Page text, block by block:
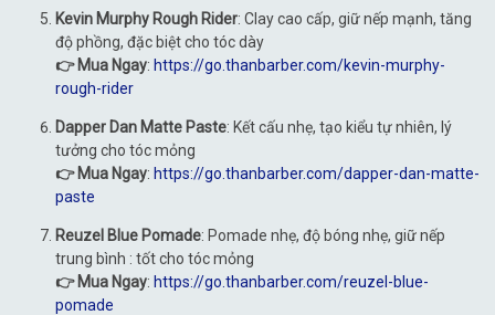
Kevin Murphy Rough Rider: Clay cao cấp, giữ nếp mạnh, tăng
độ phồng, đặc biệt cho tóc dày
👉 Mua Ngay: https://go.thanbarber.com/kevin-murphy-
rough-rider
Dapper Dan Matte Paste: Kết cấu nhẹ, tạo kiểu tự nhiên, lý
tưởng cho tóc mỏng
👉 Mua Ngay: https://go.thanbarber.com/dapper-dan-matte-
paste
Reuzel Blue Pomade: Pomade nhẹ, độ bóng nhẹ, giữ nếp
trung bình : tốt cho tóc mỏng
👉 Mua Ngay: https://go.thanbarber.com/reuzel-blue-
pomade